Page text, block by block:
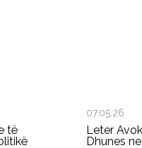
të
07.05.26
Leter
Dhunes